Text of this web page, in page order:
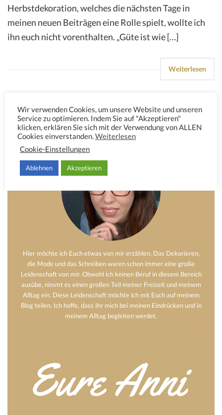
Herbstdekoration, welches die nächsten Tage in
meinen neuen Beiträgen eine Rolle spielt, wollte ich
ihn euch nicht vorenthalten. „Güte ist wie […]
Weiterlesen
Über mich – Anni
Hier möchte ich Euch etwas von mir erzählen. Das Dekorieren,
die Mode und das Schreiben waren schon immer eine große
Leidenschaft von mir. Obwohl ich keinen Beruf in diesem Bereich
ausübe, nimmt es einen großen Teil meiner Freizeit und meinem
Alltag ein. Diese Leidenschaft möchte ich mit Euch auf meinem
Blog teilen. Ich hoffe, dass Ihr mich bei meinen Eindrücken und in
meinem Alltag begleiten werdet.
Wir verwenden Cookies, um unsere Website und unseren
Service zu optimieren. Indem Sie auf "Akzeptieren"
klicken, erklären Sie sich mit der Verwendung von ALLEN
Cookies einverstanden.Weiterlesen
Cookie-Einstellungen
Ablehnen Akzeptieren